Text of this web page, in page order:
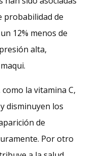
probabilidad de
12% menos de
alta,
la vitamina C,
disminuyen los
de
Por otro